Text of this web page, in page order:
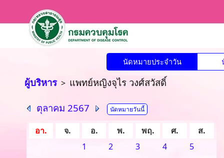
นัดหมายประจำวัน
ผู้บริหาร> แพทย์หญิงจุไร วงศ์สวัสดิ์
ตุลาคม 2567 นัดหมายวันนี้
อา. จ. อ. พ. พฤ. ศ.
ส.
1
2 3 4
5